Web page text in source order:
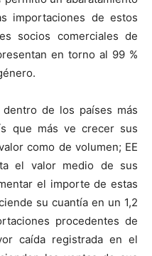
importaciones de estos
socios comerciales de
en torno al 99 %
de los países más
que más ve crecer sus
como de volumen; EE
el valor medio de sus
el importe de estas
su cuantía en un 1,2
procedentes de
caída registrada en el